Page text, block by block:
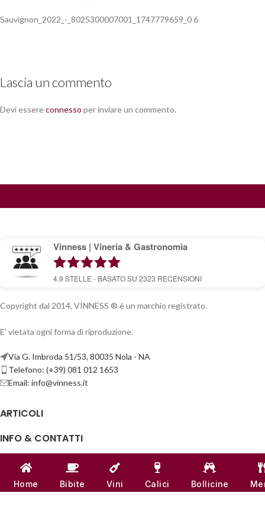
Sauvignon_2022_-_8025300007001_1747779659_0 6
Lascia un commento
Devi essereconnesso per inviare un commento.
Vinness | Vineria & Gastronomia
4.9 STELLE - BASATO SU 2323 RECENSIONI
Copyright dal 2014, VINNESS ® è un marchio registrato.
E' vietata ogni forma di riproduzione.
Via G. Imbroda 51/53, 80035 Nola - NA
Telefono: (+39) 081 012 1653
Email: info@vinness.it
ARTICOLI
INFO & CONTATTI
LINK UTILI
CANALI SOCIAL
Home Bibite Vini Calici Bollicine